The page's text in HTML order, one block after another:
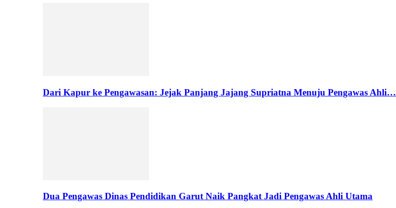
Dari Kapur ke Pengawasan: Jejak Panjang Jajang Supriatna Menuju Pengawas Ahli…
Dua Pengawas Dinas Pendidikan Garut Naik Pangkat Jadi Pengawas Ahli Utama